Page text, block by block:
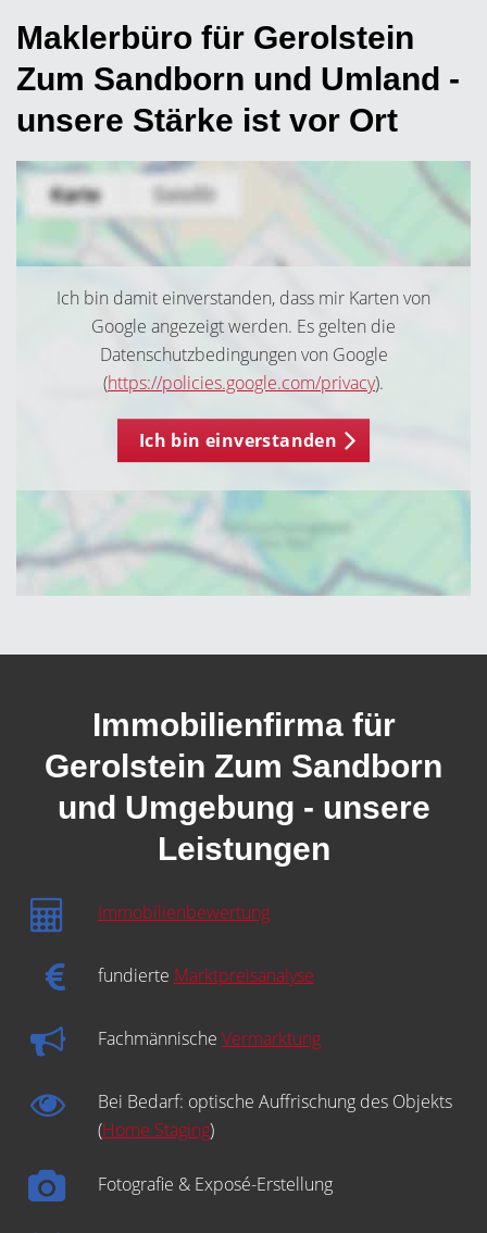
Maklerbüro für Gerolstein
Zum Sandborn und Umland -
unsere Stärke ist vor Ort
Ich bin damit einverstanden, dass mir Karten von
Google angezeigt werden. Es gelten die
Datenschutzbedingungen von Google
(https://policies.google.com/privacy).
Ich bin einverstanden
Immobilienfirma für
Gerolstein Zum Sandborn
und Umgebung - unsere
Leistungen
Immobilienbewertung
fundierte Marktpreisanalyse
Fachmännische Vermarktung
Bei Bedarf: optische Auffrischung des Objekts
(Home Staging)
Fotografie & Exposé-Erstellung